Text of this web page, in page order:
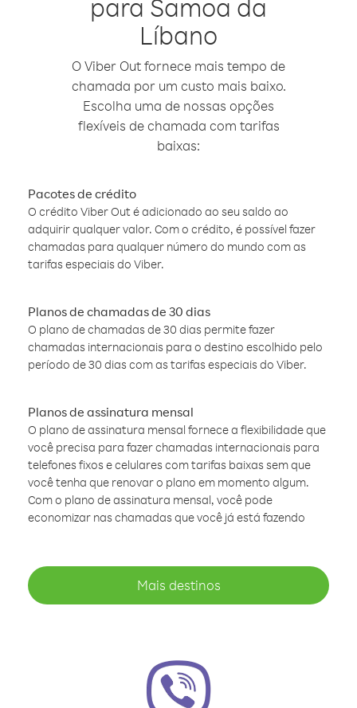
para Samoa da
Líbano
O Viber Out fornece mais tempo de
chamada por um custo mais baixo.
Escolha uma de nossas opções
flexíveis de chamada com tarifas
baixas:
Pacotes de crédito
O crédito Viber Out é adicionado ao seu saldo ao
adquirir qualquer valor. Com o crédito, é possível fazer
chamadas para qualquer número do mundo com as
tarifas especiais do Viber.
Planos de chamadas de 30 dias
O plano de chamadas de 30 dias permite fazer
chamadas internacionais para o destino escolhido pelo
período de 30 dias com as tarifas especiais do Viber.
Planos de assinatura mensal
O plano de assinatura mensal fornece a flexibilidade que
você precisa para fazer chamadas internacionais para
telefones fixos e celulares com tarifas baixas sem que
você tenha que renovar o plano em momento algum.
Com o plano de assinatura mensal, você pode
economizar nas chamadas que você já está fazendo
Mais destinos